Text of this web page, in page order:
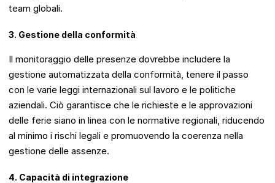
team globali.
3. Gestione della conformità
Il monitoraggio delle presenze dovrebbe includere la
gestione automatizzata della conformità, tenere il passo
con le varie leggi internazionali sul lavoro e le politiche
aziendali. Ciò garantisce che le richieste e le approvazioni
delle ferie siano in linea con le normative regionali, riducendo
al minimo i rischi legali e promuovendo la coerenza nella
gestione delle assenze.
4. Capacità di integrazione